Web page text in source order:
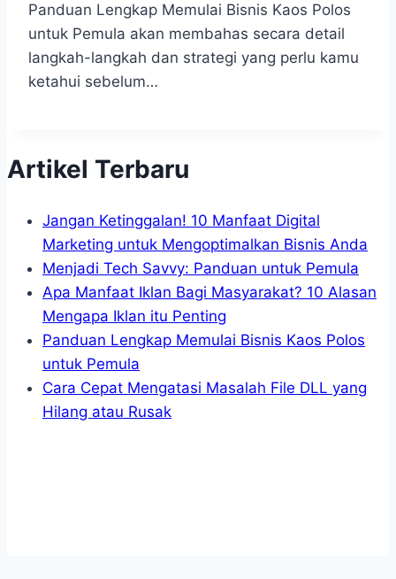
Panduan Lengkap Memulai Bisnis Kaos Polos
untuk Pemula akan membahas secara detail
langkah-langkah dan strategi yang perlu kamu
ketahui sebelum…
Artikel Terbaru
Jangan Ketinggalan! 10 Manfaat Digital
Marketing untuk Mengoptimalkan Bisnis Anda
Menjadi Tech Savvy: Panduan untuk Pemula
Apa Manfaat Iklan Bagi Masyarakat? 10 Alasan
Mengapa Iklan itu Penting
Panduan Lengkap Memulai Bisnis Kaos Polos
untuk Pemula
Cara Cepat Mengatasi Masalah File DLL yang
Hilang atau Rusak